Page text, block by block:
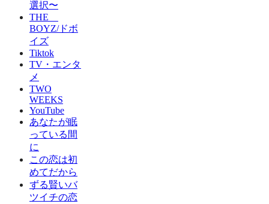
選択〜
THE
BOYZ/ドボ
イズ
Tiktok
TV・エンタ
メ
TWO
WEEKS
YouTube
あなたが眠
っている間
に
この恋は初
めてだから
ずる賢いバ
ツイチの恋